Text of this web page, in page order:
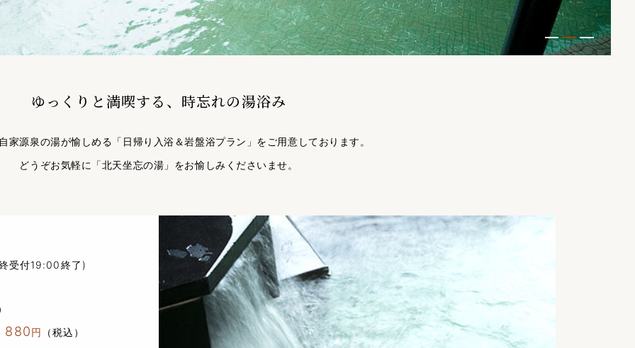
ゆっくりと満喫する、時忘れの湯浴み
家源泉の湯が愉しめる「日帰り入浴＆岩盤浴プラン」をご用意しております。
どうぞお気軽に「北天坐忘の湯」をお愉しみくださいませ。
受付19:00終了)
880円 （税込）